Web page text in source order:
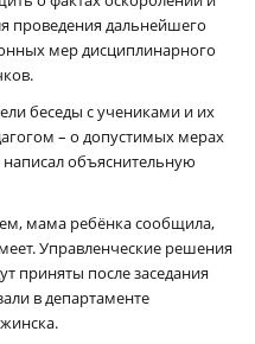
проведения дальнейшего
мер дисциплинарного
беседы с учениками и их
– о допустимых мерах
объяснительную
мама ребёнка сообщила,
Управленческие решения
приняты после заседания
в департаменте